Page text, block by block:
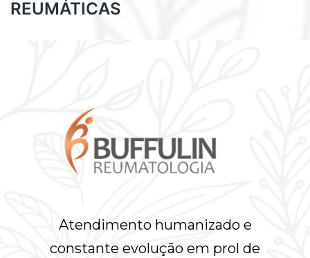
REUMÁTICAS
Atendimento humanizado e
constante evolução em prol de